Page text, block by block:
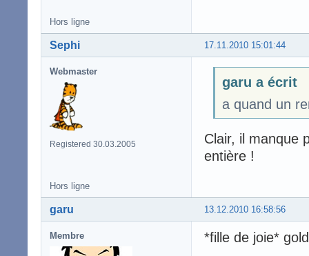
Hors ligne
17.11.2010 15:01:44
Sephi
Webmaster
Registered 30.03.2005
garu a écrit
a quand un
Clair, il manque
entière !
Hors ligne
13.12.2010 16:58:56
garu
Membre
*fille de joie*